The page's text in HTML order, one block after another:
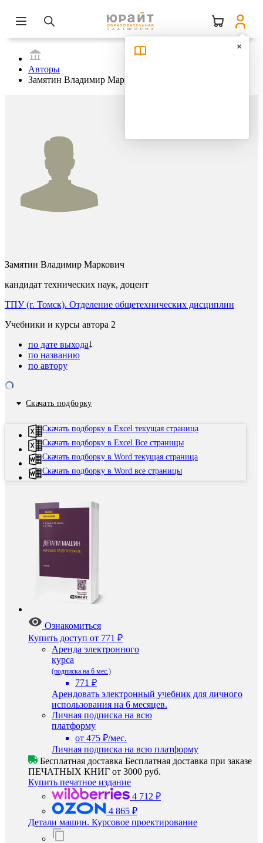
Авторы
Замятин Владимир Маркович
Замятин Владимир Маркович
кандидат технических наук, доцент
ТПУ (г. Томск). Отделение общетехнических дисциплин
Учебники и курсы автора 2
по дате выхода
по названию
по автору
Скачать подборку
Скачать подборку в Excel текущая страница
Скачать подборку в Excel Все страницы
Скачать подборку в Word текущая страница
Скачать подборку в Word все страницы
Ознакомиться
Купить доступ от 771 ₽
Аренда электронного
курса
(подписка на 6 мес.)
771 ₽
Арендовать электронный учебник для личного
использования на 6 месяцев.
Личная подписка на всю
платформу
от 475 ₽/мес.
Личная подписка на всю платформу
Бесплатная доставка Бесплатная доставка при заказе
ПЕЧАТНЫХ КНИГ от 3000 руб.
Купить печатное издание
4 712 ₽
4 865 ₽
Детали машин. Курсовое проектирование